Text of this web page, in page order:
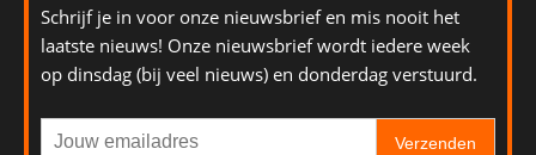
Schrijf je in voor onze nieuwsbrief en mis nooit het
laatste nieuws! Onze nieuwsbrief wordt iedere week
op dinsdag (bij veel nieuws) en donderdag verstuurd.
Verzenden